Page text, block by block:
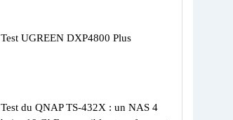
Test UGREEN DXP4800 Plus
Test du QNAP TS-432X : un NAS 4